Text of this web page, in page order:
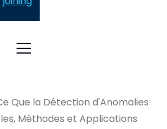
Que la Détection d'Anomalies
Méthodes et Applications